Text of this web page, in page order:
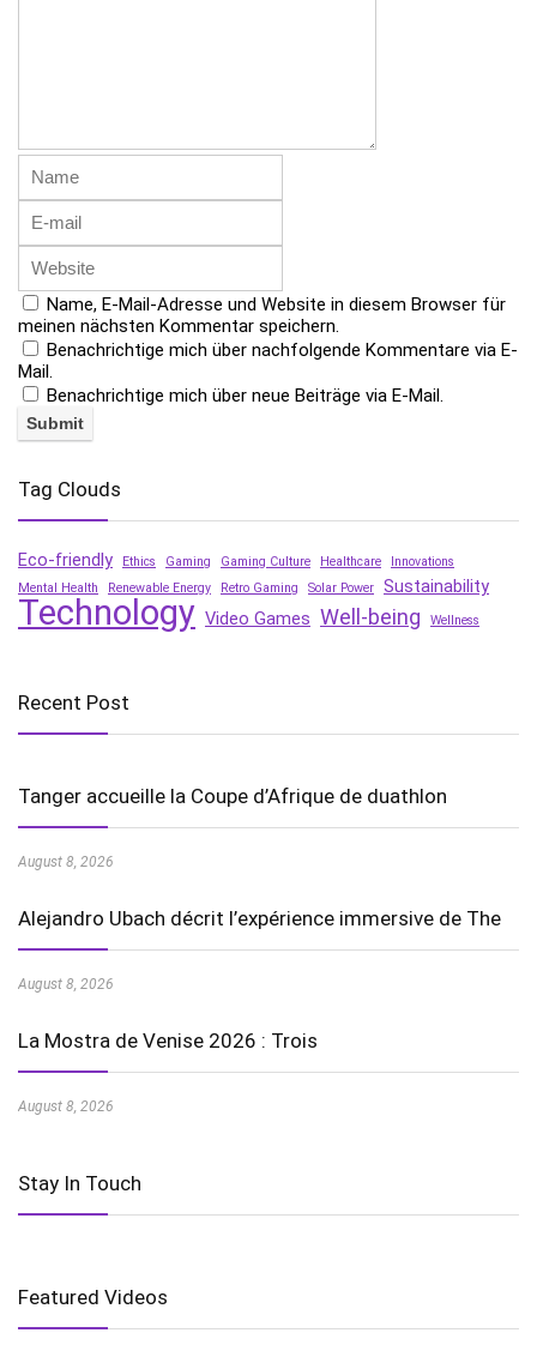
Name, E-Mail-Adresse und Website in diesem Browser für
meinen nächsten Kommentar speichern.
Benachrichtige mich über nachfolgende Kommentare via E-
Mail.
Benachrichtige mich über neue Beiträge via E-Mail.
Tag Clouds
Eco-friendly Ethics Gaming Gaming Culture Healthcare
Innovations
Mental Health
Renewable Energy Retro Gaming Solar Power Sustainability
Technology Video Games Well-being Wellness
Recent Post
Tanger accueille la Coupe d’Afrique de duathlon
August 8, 2026
Alejandro Ubach décrit l’expérience immersive de The
August 8, 2026
La Mostra de Venise 2026 : Trois
August 8, 2026
Stay In Touch
Featured Videos